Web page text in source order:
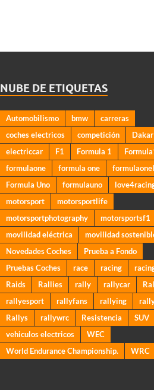
NUBE DE ETIQUETAS
Automobilismo bmw
carreras
coches electricos
competición
Dakar
electriccar
F1 Formula 1
formulaone
formula one
Formula Uno
formulauno
motorsport
motorsportlife
motorsportphotography
motorsportsf1
movilidad eléctrica
movilidad
Novedades Coches
Prueba a Fondo
Pruebas Coches
race racing
Raids
Rallies rally rallycar
rallyesport
rallyfans rallying
Rallys
rallywrc Resistencia
SUV
vehiculos electricos
WEC
World Endurance Championship.
WRC